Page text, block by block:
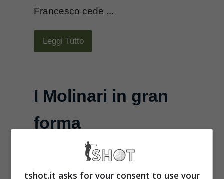
Francesco cede ...
Leggi Tutto
I Molinari in gran
forma
Novembre 21, 2009
[galleria id=”445″]Edoardo e
tshot.it asks for your consent to use your